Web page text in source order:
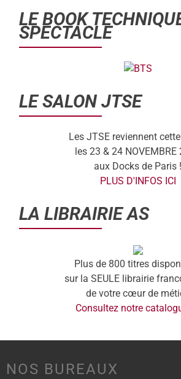
LE BOOK
SPECTACLE
LE SALON JTSE
Les JTSE reviennent
les 23 & 24 NOVEMBRE
aux Docks de Paris !
PLUS D'INFOS ICI
LA LIBRAIRIE AS
Plus de 800 titres
sur la SEULE librairie
de votre cœur de
Consultez notre
NOS BUREAUX